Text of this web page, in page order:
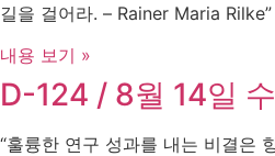
길을 걸어라. – Rainer Maria Rilke”
내용 보기 »
D-124 / 8월 14일
“훌륭한 연구 성과를 내는 비결은